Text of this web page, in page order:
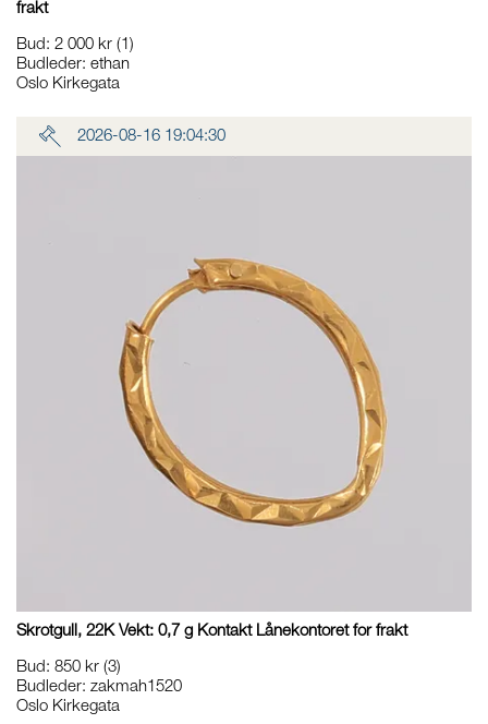
frakt
Bud: 2 000 kr (1)
Budleder: ethan
Oslo Kirkegata
2026-08-16 19:04:30
Skrotgull, 22K Vekt: 0,7 g Kontakt Lånekontoret for frakt
Bud: 850 kr (3)
Budleder: zakmah1520
Oslo Kirkegata